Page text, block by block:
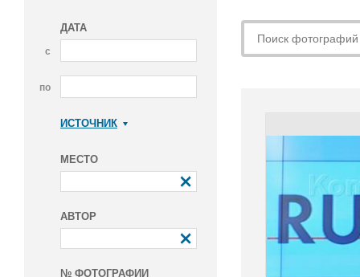
ДАТА
с
по
ИСТОЧНИК
МЕСТО
АВТОР
№ ФОТОГРАФИИ